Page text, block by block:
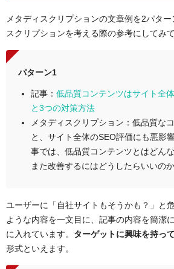
メタディスクリプションの文章例を2パタ
スクリプションを考える際の参考にしてみて
パターン1
記事： 低品質コンテンツはサイト全
と3つの対策方法
メタディスクリプション：低品質な
と、サイト全体のSEO評価にも悪影
事では、低品質コンテンツとはどん
また改善するにはどうしたらいいの
ユーザーに「自社サイトもそうかも？」と
ような内容を一文目に、記事の内容を簡潔
に入れています。 ターゲットに興味を持っ
形式といえます。